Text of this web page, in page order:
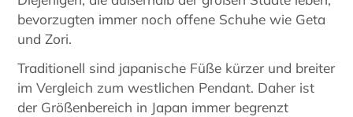
bevorzugten immer noch offene Schuhe wie Geta
und Zori.
Traditionell sind japanische Füße kürzer und breiter
im Vergleich zum westlichen Pendant. Daher ist
der Größenbereich in Japan immer begrenzt